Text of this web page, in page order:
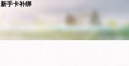
新手卡补绑